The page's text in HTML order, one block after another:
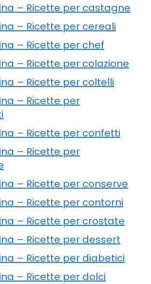
– Ricette per castagne
– Ricette per cereali
– Ricette per chef
– Ricette per colazione
– Ricette per coltelli
– Ricette per
– Ricette per confetti
– Ricette per
– Ricette per conserve
– Ricette per contorni
– Ricette per crostate
– Ricette per dessert
– Ricette per diabetici
– Ricette per dolci